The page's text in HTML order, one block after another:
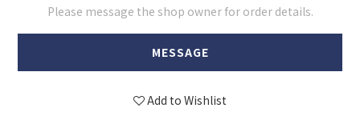
Please message the shop owner for order details.
MESSAGE
Add to Wishlist